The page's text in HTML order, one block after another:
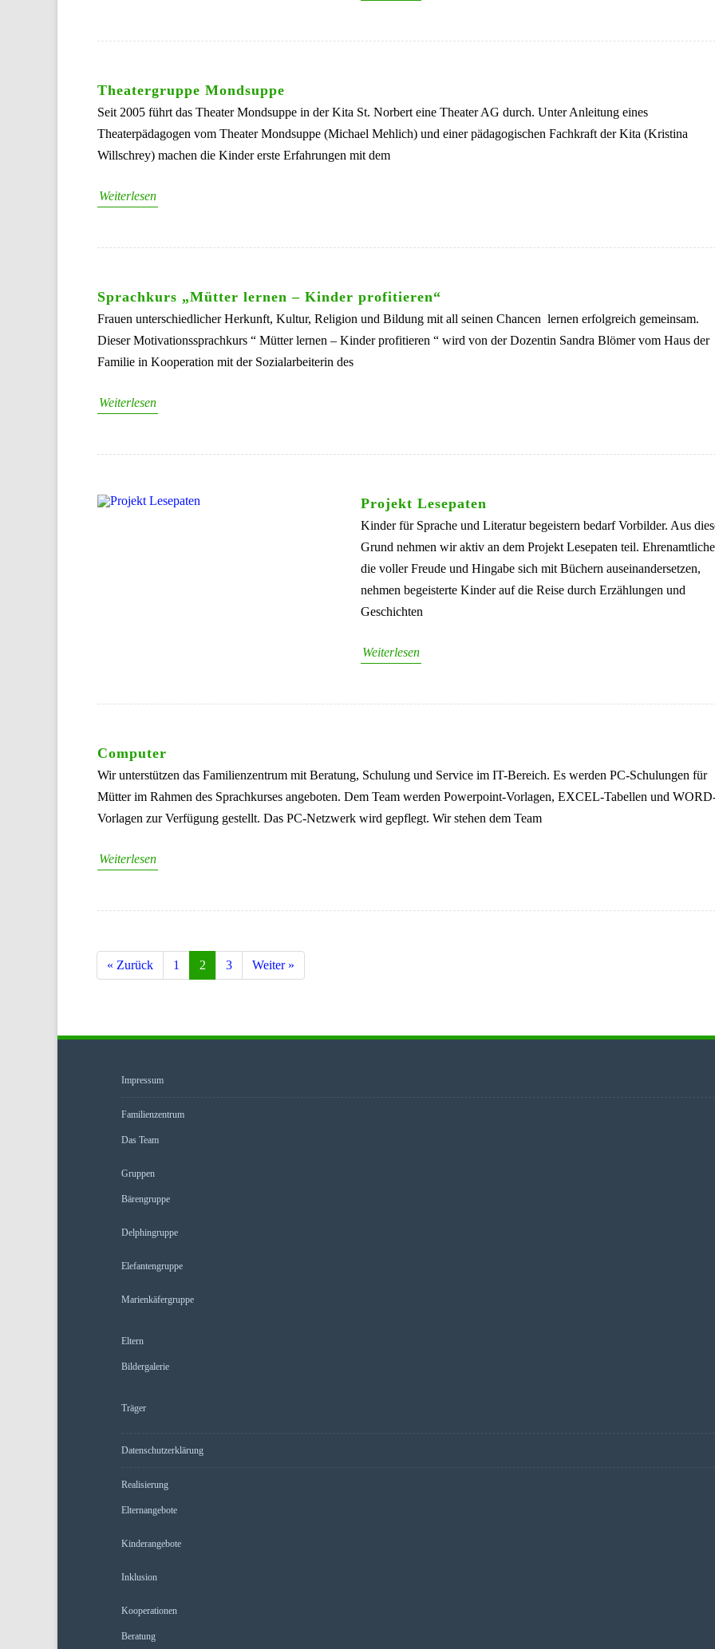
Theatergruppe Mondsuppe
Seit 2005 führt das Theater Mondsuppe in der Kita St. Norbert eine Theater AG durch. Unter Anleitung eines
Theaterpädagogen vom Theater Mondsuppe (Michael Mehlich) und einer pädagogischen Fachkraft der Kita (Kristina
Willschrey) machen die Kinder erste Erfahrungen mit dem
Weiterlesen
Sprachkurs „Mütter lernen – Kinder profitieren“
Frauen unterschiedlicher Herkunft, Kultur, Religion und Bildung mit all seinen Chancen lernen erfolgreich gemeinsam.
Dieser Motivationssprachkurs “ Mütter lernen – Kinder profitieren “ wird von der Dozentin Sandra Blömer vom Haus der
Familie in Kooperation mit der Sozialarbeiterin des
Weiterlesen
Projekt Lesepaten
Kinder für Sprache und Literatur begeistern bedarf Vorbilder. Aus
Grund nehmen wir aktiv an dem Projekt Lesepaten teil.
die voller Freude und Hingabe sich mit Büchern auseinandersetzen,
nehmen begeisterte Kinder auf die Reise durch Erzählungen und
Geschichten
Weiterlesen
Computer
Wir unterstützen das Familienzentrum mit Beratung, Schulung und Service im IT-Bereich. Es werden PC-Schulungen für
Mütter im Rahmen des Sprachkurses angeboten. Dem Team werden Powerpoint-Vorlagen, EXCEL-Tabellen und
Vorlagen zur Verfügung gestellt. Das PC-Netzwerk wird gepflegt. Wir stehen dem Team
Weiterlesen
« Zurück Seite
1 Seite
2 Seite
3 Weiter »
Impressum
Familienzentrum
Das Team
Gruppen
Bärengruppe
Delphingruppe
Elefantengruppe
Marienkäfergruppe
Eltern
Bildergalerie
Träger
Datenschutzerklärung
Realisierung
Elternangebote
Kinderangebote
Inklusion
Kooperationen
Beratung